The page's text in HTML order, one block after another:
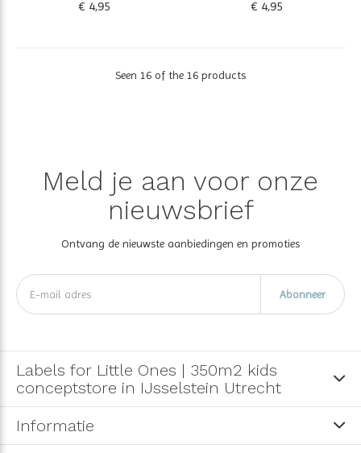
€ 4,95 € 4,95
Seen 16 of the 16 products
Meld je aan voor onze
nieuwsbrief
Ontvang de nieuwste aanbiedingen en promoties
Abonneer
Labels for Little Ones | 350m2 kids
conceptstore in IJsselstein Utrecht
Informatie